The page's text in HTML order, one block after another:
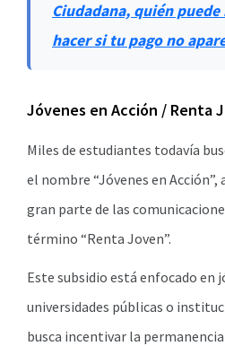
Ciudadana, quién
hacer si tu pago no
Jóvenes en Acción / Renta
Miles de estudiantes todavía
el nombre “Jóvenes en
gran parte de las
término “Renta Joven”.
Este subsidio está enfocado en
universidades públicas o
busca incentivar la